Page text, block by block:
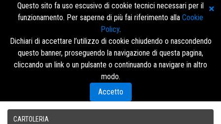
Accedi/Registrati
CARTOLERIA
Questo sito fa uso escusivo di cookie tecnici necessari per il
funzionamento. Per saperne di più fai riferimento alla Cookie
Policy.
Dichiari di accettare l’utilizzo di cookie chiudendo o nascondendo
questo banner, proseguendo la navigazione di questa pagina,
cliccando un link o un pulsante o continuando a navigare in altro
modo.
Accetto